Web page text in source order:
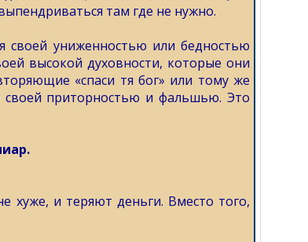
там где не нужно.
своей униженностью или бедностью
высокой духовности, которые они
«спаси тя бог» или тому же
приторностью и фальшью. Это
хуже, и теряют деньги. Вместо того,